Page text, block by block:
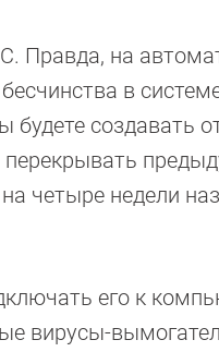
Правда, на
в
создавать
четыре недели
его к
вирусы-